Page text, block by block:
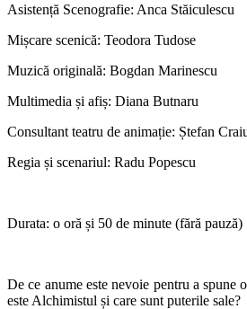
Asistență Scenografie: Anca Stăiculescu
Mișcare scenică: Teodora Tudose
Muzică originală: Bogdan Marinescu
Multimedia și afiș: Diana Butnaru
Consultant teatru de animație: Ștefan
Regia și scenariul: Radu Popescu
Durata: o oră și 50 de minute (fără pauză)
De ce anume este nevoie pentru a spune
este Alchimistul și care sunt puterile sale?